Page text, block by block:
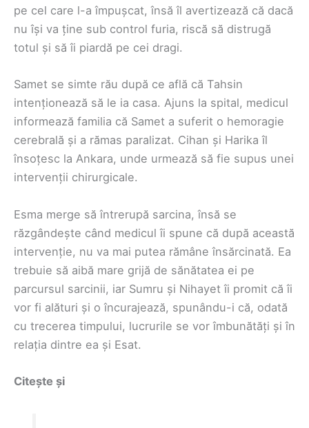
pe cel care l-a împușcat, însă îl avertizează că dacă
nu își va ține sub control furia, riscă să distrugă
totul și să îi piardă pe cei dragi.
Samet se simte rău după ce află că Tahsin
intenționează să le ia casa. Ajuns la spital, medicul
informează familia că Samet a suferit o hemoragie
cerebrală și a rămas paralizat. Cihan și Harika îl
însoțesc la Ankara, unde urmează să fie supus unei
intervenții chirurgicale.
Esma merge să întrerupă sarcina, însă se
răzgândește când medicul îi spune că după această
intervenție, nu va mai putea rămâne însărcinată. Ea
trebuie să aibă mare grijă de sănătatea ei pe
parcursul sarcinii, iar Sumru și Nihayet îi promit că îi
vor fi alături și o încurajează, spunându-i că, odată
cu trecerea timpului, lucrurile se vor îmbunătăți și în
relația dintre ea și Esat.
Citește și